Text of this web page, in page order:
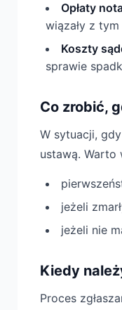
Opłaty
wiązały z
Koszty
sprawie
Co zrobić,
W sytuacji,
ustawą. Warto
jeżeli
jeżeli nie
Kiedy
Proces